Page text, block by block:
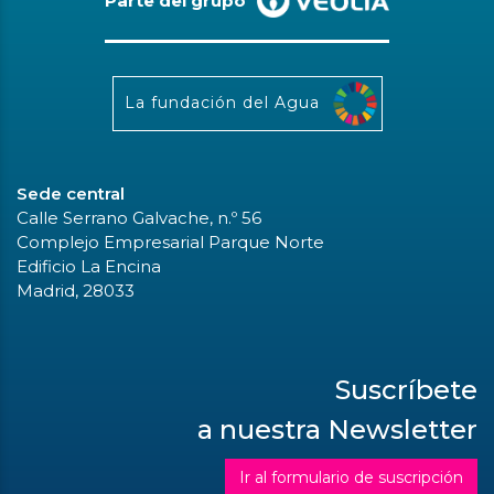
La fundación del Agua
Sede central
Calle Serrano Galvache, n.º 56
Complejo Empresarial Parque Norte
Edificio La Encina
Madrid, 28033
Suscríbete
a nuestra Newsletter
Ir al formulario de suscripción